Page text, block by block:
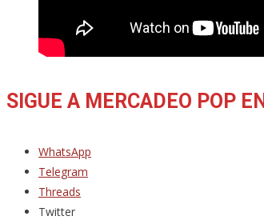
SIGUE A MERCADEO POP EN
WhatsApp
Telegram
Threads
Twitter